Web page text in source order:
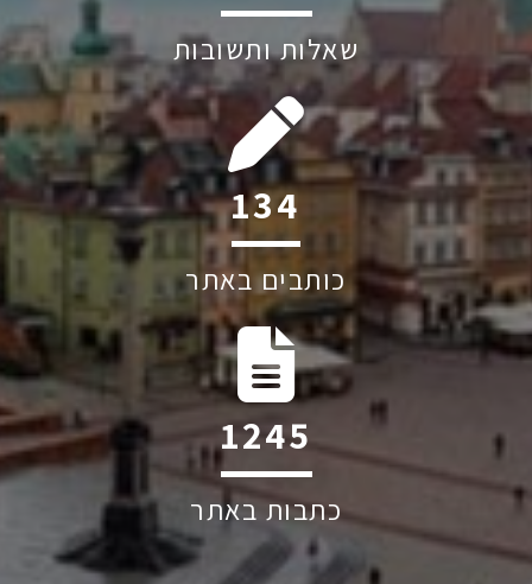
שאלות ותשובות
197
כותבים באתר
1830
כתבות באתר